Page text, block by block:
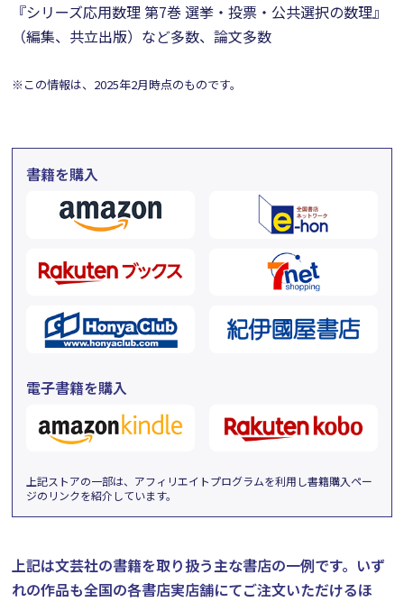
『シリーズ応用数理 第7巻 選挙・投票・公共選択の数理』
（編集、共立出版）など多数、論文多数
※この情報は、2025年2月時点のものです。
書籍を購入
電子書籍を購入
上記ストアの一部は、アフィリエイトプログラムを利用し書籍購入ペー
ジのリンクを紹介しています。
上記は文芸社の書籍を取り扱う主な書店の一例です。 いず
れの作品も全国の各書店実店舗にてご注文いただけるほ